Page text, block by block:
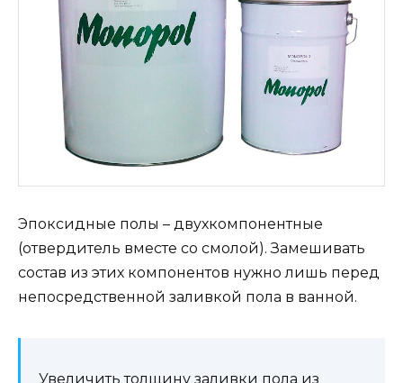
Эпоксидные полы – двухкомпонентные
(отвердитель вместе со смолой). Замешивать
состав из этих компонентов нужно лишь перед
непосредственной заливкой пола в ванной.
Увеличить толщину заливки пола из